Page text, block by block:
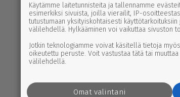
Käytämme laitetunnisteita ja tallennamme
esimerkiksi sivuista, joilla vierailit, IP-
tutustumaan yksityiskohtaisesti
välilehdellä. Hylkääminen voi vaikuttaa sivuston
Jotkin teknologiamme voivat käsitellä tietoja
oikeutettu peruste. Voit vastustaa tätä tai
välilehdellä.
Omat valintani